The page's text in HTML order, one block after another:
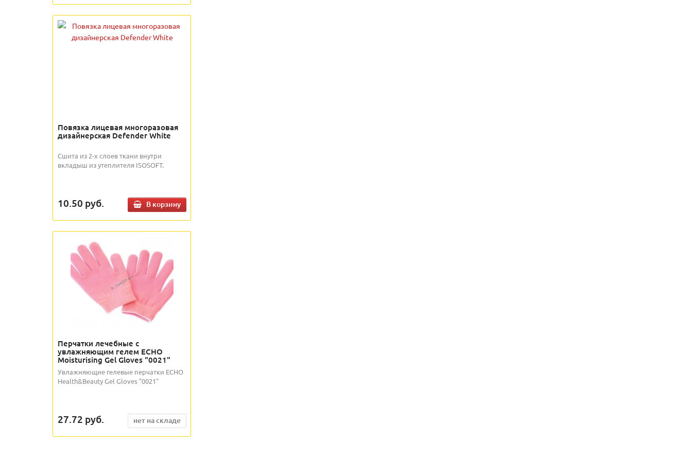
Повязка лицевая многоразовая
дизайнерская Defender White
Сшита из 2-х слоев ткани внутри
вкладыш из утеплителя ISOSOFT.
10.50 руб. В корзину
Перчатки лечебные с
увлажняющим гелем ECHO
Moisturising Gel Gloves "0021"
Увлажняющие гелевые перчатки ECHO
Health&Beauty Gel Gloves "0021"
27.72 руб. нет на складе